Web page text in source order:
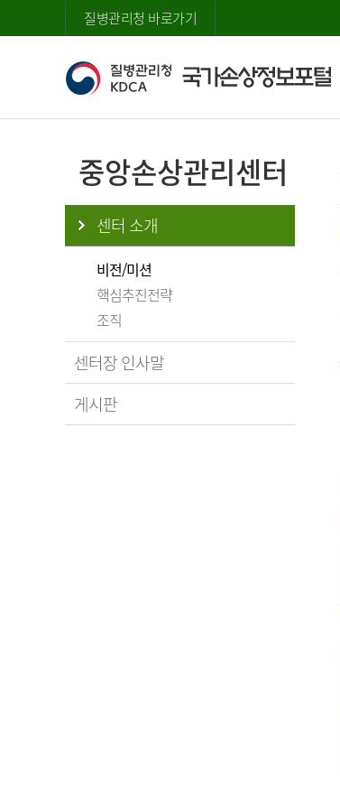
질병관리청 바로가기
중앙손상관리센터
센터 소개
비전/미션
핵심추진전략
조직
센터장 인사말
게시판